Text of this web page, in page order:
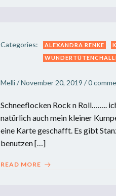
Categories: ALEXANDRA RENKE
Melli/November 20, 2019 /0
Schneeflocken Rock n Roll……..
natürlich auch mein kleiner
eine Karte geschafft. Es gibt
benutzen […]
READ MORE